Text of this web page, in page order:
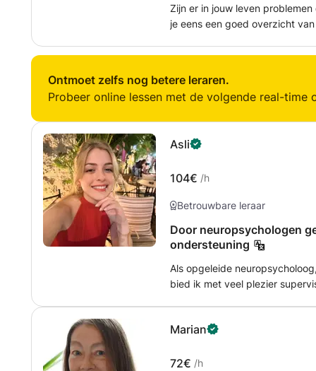
Zijn er in jouw leven
je eens een goed overzicht
worden maar je weet niet
kunt zitten, vraag me maar! Digitale coaching is mogelijk: per Webcam,
Skype of mail. Telefonische
dilemmacounselling,
ik ook ervaring als
Ontmoet zelfs nog betere leraren.
Probeer online lessen met de volgende real-time
Asli
104€ /h
Betrouwbare leraar
Door neuropsychologen
ondersteuning
Als opgeleide
bied ik met veel plezier
ondersteuning nodig heeft, ik ben er
kennis en expertise mee. Mijn
Marian
72€ /h